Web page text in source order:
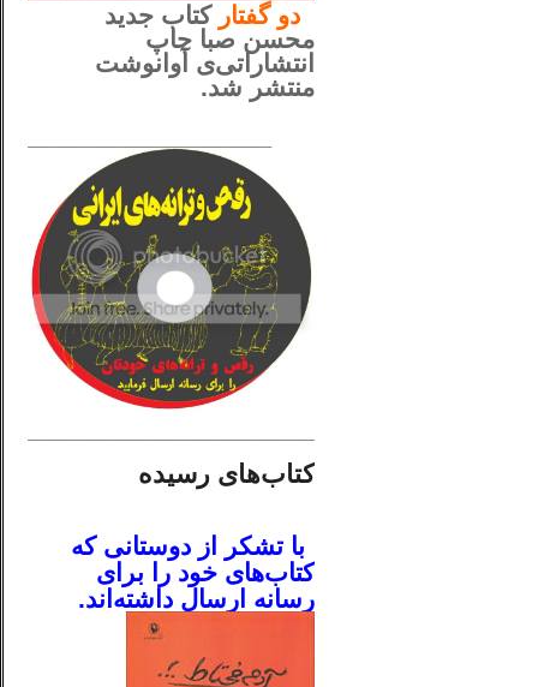
دوگفتار کتاب جدید
محسن صبا چاپ
انتشاراتی‌ی آوانوشت
منتشر شد.
کتاب‌های رسیده
با تشکر از دوستانی که
کتاب‌های خود را برای
رسانه ارسال داشته‌اند.